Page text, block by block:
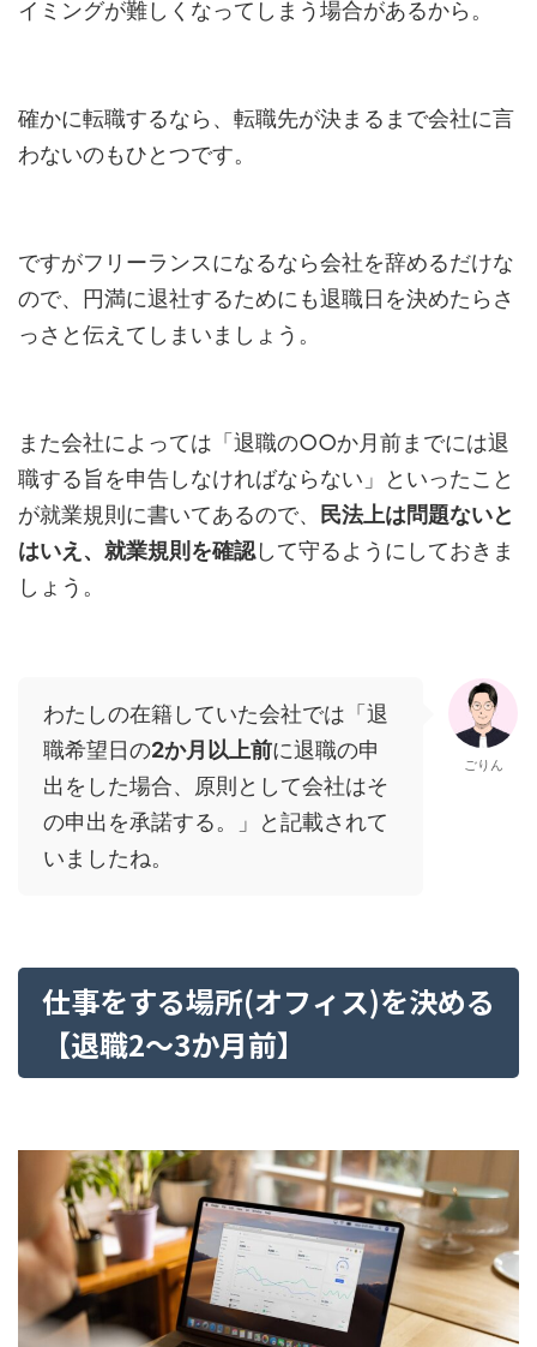
イミングが難しくなってしまう場合があるから。
確かに転職するなら、転職先が決まるまで会社に言
わないのもひとつです。
ですがフリーランスになるなら会社を辞めるだけな
ので、円満に退社するためにも退職日を決めたらさ
っさと伝えてしまいましょう。
また会社によっては「退職の○○か月前までには退
職する旨を申告しなければならない」といったこと
が就業規則に書いてあるので、 民法上は問題ないと
はいえ、就業規則を確認して守るようにしておきま
しょう。
わたしの在籍していた会社では「退
職希望日の2か月以上前に退職の申
出をした場合、原則として会社はそ
の申出を承諾する。」と記載されて
いましたね。
ごりん
仕事をする場所(オフィス)を決める
【退職2～3か月前】